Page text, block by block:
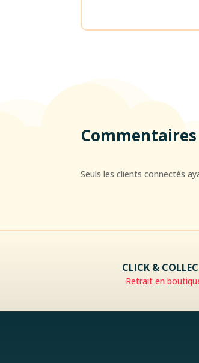
Commentaires
Seuls les clients connectés
CLICK &
Retrait en